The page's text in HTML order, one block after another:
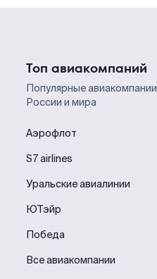
Топ авиакомпаний
Популярные авиакомпании
России и мира
Аэрофлот
S7 airlines
Уральские авиалинии
ЮТэйр
Победа
Все авиакомпании